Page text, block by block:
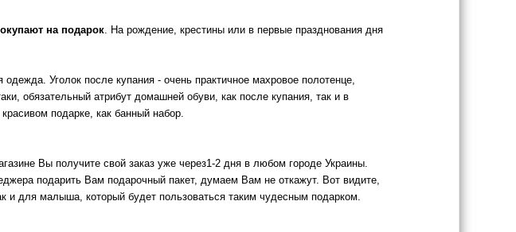
на подарок. На рождение, крестины или в первые празднования дня
Уголок после купания - очень практичное махровое полотенце,
обязательный атрибут домашней обуви, как после купания, так и в
подарке, как банный набор.
Вы получите свой заказ уже через1-2 дня в любом городе Украины.
подарить Вам подарочный пакет, думаем Вам не откажут. Вот видите,
и для малыша, который будет пользоваться таким чудесным подарком.